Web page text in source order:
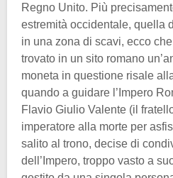
Regno Unito. Più
estremità occidentale, quella
in una zona di scavi, ecco
trovato in un sito romano
moneta in questione risale
quando a guidare l’Impero
Flavio Giulio Valente (il
imperatore alla morte per
salito al trono, decise di
dell’Impero, troppo vasto a